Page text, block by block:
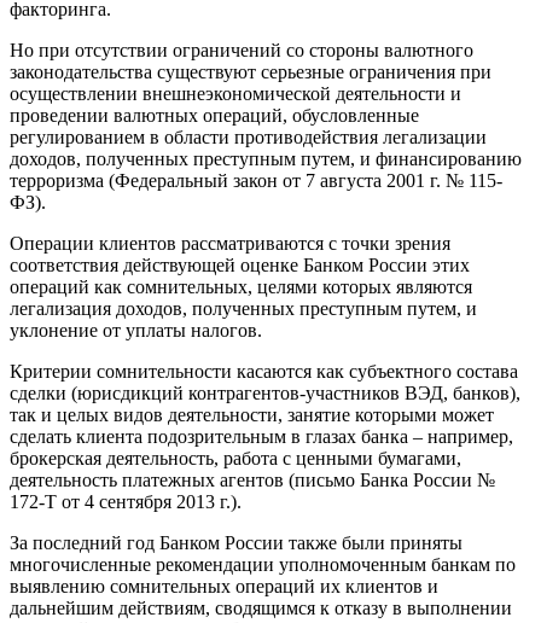
факторинга.
Но при отсутствии ограничений со стороны валютного
законодательства существуют серьезные ограничения при
осуществлении внешнеэкономической деятельности и
проведении валютных операций, обусловленные
регулированием в области противодействия легализации
доходов, полученных преступным путем, и финансированию
терроризма (Федеральный закон от 7 августа 2001 г. № 115-
ФЗ).
Операции клиентов рассматриваются с точки зрения
соответствия действующей оценке Банком России этих
операций как сомнительных, целями которых являются
легализация доходов, полученных преступным путем, и
уклонение от уплаты налогов.
Критерии сомнительности касаются как субъектного состава
сделки (юрисдикций контрагентов-участников ВЭД, банков),
так и целых видов деятельности, занятие которыми может
сделать клиента подозрительным в глазах банка – например,
брокерская деятельность, работа с ценными бумагами,
деятельность платежных агентов (письмо Банка России №
172-Т от 4 сентября 2013 г.).
За последний год Банком России также были приняты
многочисленные рекомендации уполномоченным банкам по
выявлению сомнительных операций их клиентов и
дальнейшим действиям, сводящимся к отказу в выполнении